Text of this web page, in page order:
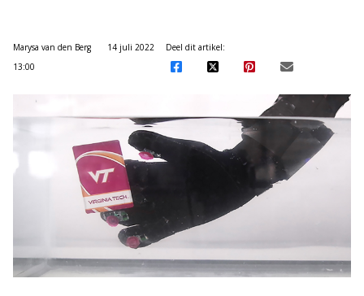
Marysa van den Berg
14 juli 2022
13:00
Deel dit artikel: